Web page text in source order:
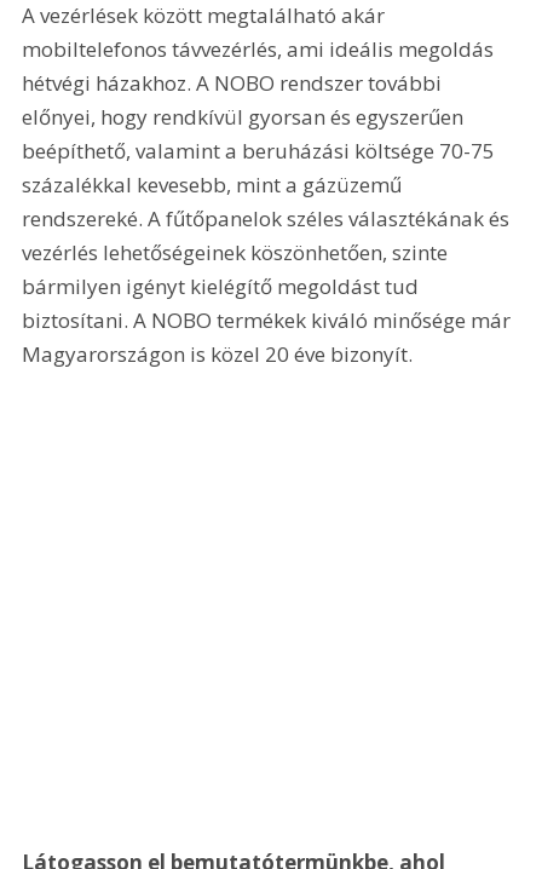
A vezérlések között megtalálható akár
mobiltelefonos távvezérlés, ami ideális megoldás
hétvégi házakhoz. A NOBO rendszer további
előnyei, hogy rendkívül gyorsan és egyszerűen
beépíthető, valamint a beruházási költsége 70-75
százalékkal kevesebb, mint a gázüzemű
rendszereké. A fűtőpanelok széles választékának és
vezérlés lehetőségeinek köszönhetően, szinte
bármilyen igényt kielégítő megoldást tud
biztosítani. A NOBO termékek kiváló minősége már
Magyarországon is közel 20 éve bizonyít.
Látogasson el bemutatótermünkbe, ahol